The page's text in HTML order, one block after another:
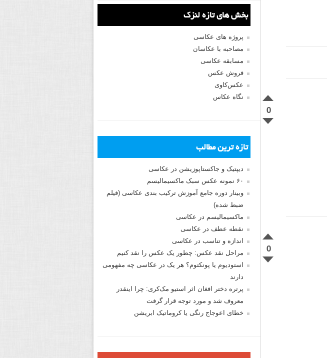
0
0
بخش های تازه لنزک
پروژه های عکاسی
مصاحبه با عکاسان
مسابقه عکاسی
فروش عکس
عکس‌کاوی
نگاه عکاس
تازه ترین مطالب
دیپتیک و جاکستا‌پوزیشن در عکاسی
۶۰ نمونه عکس سبک ماکسیمالیسم
وبینار دوره جامع آموزش ترکیب بندی عکاسی (فیلم
ضبط شده)
ماکسیمالیسم در عکاسی
نقطه عطف در عکاسی
اندازه و تناسب در عکاسی
مراحل نقد عکس: چطور یک عکس را نقد کنیم
استودیوم یا پونکتوم؟ هر یک در عکاسی چه مفهومی
دارند
پرتره دختر افغان اثر استیو مک‌کری: چرا اینقدر
معروف شد و مورد توجه قرار گرفت
خطای اعوجاج رنگی یا کروماتیک ابریشن